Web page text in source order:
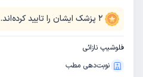
2 پزشک ایشان را تایید کرده‌اند.
فلوشیپ نازائی
نوبت‌دهی مطب